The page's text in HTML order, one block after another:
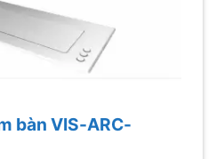
bàn VIS-ARC-